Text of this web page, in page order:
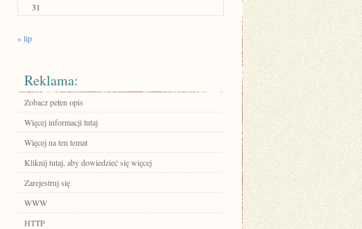
31
« lip
Reklama:
Zobacz pełen opis
Więcej informacji tutaj
Więcej na ten temat
Kliknij tutaj, aby dowiedzieć się więcej
Zarejestruj się
WWW
HTTP